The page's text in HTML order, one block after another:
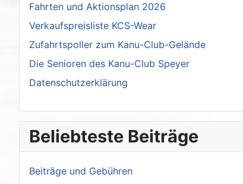
Fahrten und Aktionsplan 2026
Verkaufspreisliste KCS-Wear
Zufahrtspoller zum Kanu-Club-Gelände
Die Senioren des Kanu-Club Speyer
Datenschutzerklärung
Beliebteste Beiträge
Beiträge und Gebühren